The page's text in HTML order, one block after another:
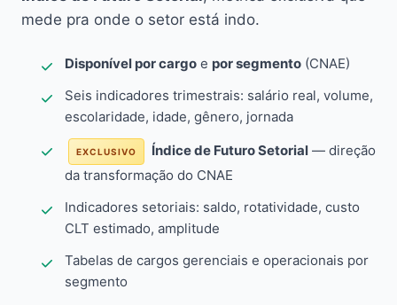
mede pra onde o setor está indo.
Disponível por cargo e por segmento (CNAE)
Seis indicadores trimestrais: salário real, volume,
escolaridade, idade, gênero, jornada
EXCLUSIVO Índice de Futuro Setorial — direção
da transformação do CNAE
Indicadores setoriais: saldo, rotatividade, custo
CLT estimado, amplitude
Tabelas de cargos gerenciais e operacionais por
segmento